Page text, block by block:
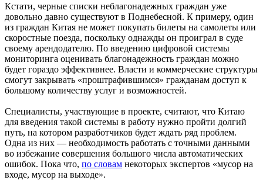
Кстати, черные списки неблагонадежных граждан уже
довольно давно существуют в Поднебесной. К примеру, один
из граждан Китая не может покупать билеты на самолеты или
скоростные поезда, поскольку однажды он проиграл в суде
своему арендодателю. По введению цифровой системы
мониторинга оценивать благонадежность граждан можно
будет гораздо эффективнее. Власти и коммерческие структуры
смогут закрывать «проштрафившимся» гражданам доступ к
большому количеству услуг и возможностей.
Специалисты, участвующие в проекте, считают, что Китаю
для введения такой системы в работу нужно пройти долгий
путь, на котором разработчиков будет ждать ряд проблем.
Одна из них — необходимость работать с точными данными
во избежание совершения большого числа автоматических
ошибок. Пока что, по словам некоторых экспертов «мусор на
входе, мусор на выходе».